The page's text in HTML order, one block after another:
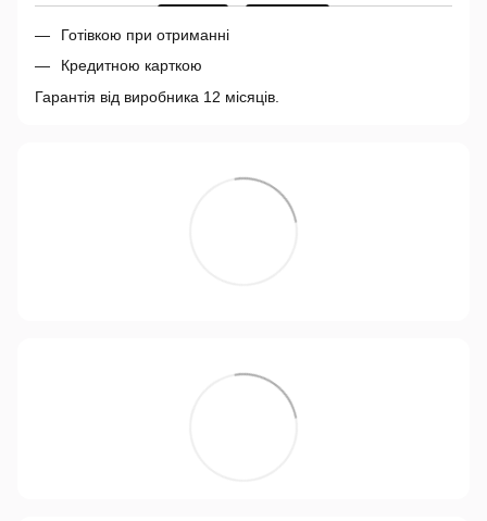
Готівкою при отриманні
Кредитною карткою
Гарантія від виробника 12 місяців.